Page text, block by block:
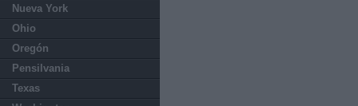
Nueva York
Ohio
Oregón
Pensilvania
Texas